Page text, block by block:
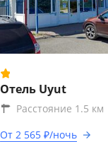
Отель Uyut
Расстояние 1.5 км
От 2 565 ₽/ночь